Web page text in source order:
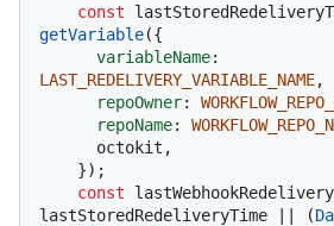
const
getVariable({
variableName
LAST_REDELIVERY_VARIABLE_NAME,
repoOwner:
repoName:
const
lastStoredRedeliveryTime || (